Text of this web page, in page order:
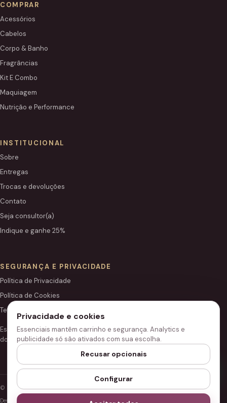
COMPRAR
Acessórios
Cabelos
Corpo & Banho
Fragrâncias
Kit E Combo
Maquiagem
Nutrição e Performance
INSTITUCIONAL
Sobre
Entregas
Trocas e devoluções
Contato
Seja consultor(a)
Indique e ganhe 25%
SEGURANÇA E PRIVACIDADE
Política de Privacidade
Política de Cookies
Termos de Uso
Este site é independente e não é o portal institucional oficial
do Grupo Hinode.
© 2026 Loja Hinode.
Desenvolvido para performance, segurança e acessibilidade.
Privacidade e cookies
Essenciais mantêm carrinho e segurança. Analytics e
publicidade só são ativados com sua escolha.
Recusar opcionais
Configurar